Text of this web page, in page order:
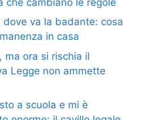
dove va la badante: cosa
in casa
ma ora si rischia il
Legge non ammette
a scuola e mi è